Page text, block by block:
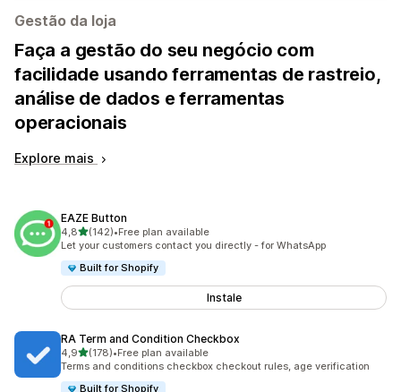
Gestão da loja
Faça a gestão do seu negócio com
facilidade usando ferramentas de rastreio,
análise de dados e ferramentas
operacionais
Explore mais
EAZE Button
4,8de 5 estrelas
(142)
142 total de avaliações
•Free plan available
Let your customers contact you directly - for WhatsApp
Built for Shopify
Instale
RA Term and Condition Checkbox
4,9de 5 estrelas
(178)
178 total de avaliações
•Free plan available
Terms and conditions checkbox checkout rules, age verification
Built for Shopify